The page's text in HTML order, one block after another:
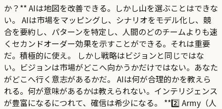
か？** AIは地図を改善できる。しかし山を選ぶことはできな
い。 AIは市場をマッピングし、シナリオをモデル化し、競
合を要約し、パターンを特定し、人間のどのチームよりも速
くセカンドオーダー効果を示すことができる。それは重要
だ。積極的に使え。 しかし戦略はビジョンと同じではな
い。ビジョンは市場がどこへ向かうかだけではない。あなた
がどこへ行く意志があるかだ。 AIは何が合理的かを教えら
れる。何が意味があるかは教えられない。インテリジェンス
が豊富になるにつれて、確信は希少になる。 **2️⃣ Army（人